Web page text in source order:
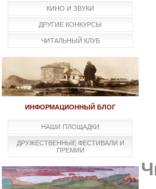
КИНО И ЗВУКИ
ДРУГИЕ КОНКУРСЫ
ЧИТАЛЬНЫЙ КЛУБ
ИНФОРМАЦИОННЫЙ БЛОГ
НАШИ ПЛОЩАДКИ
ДРУЖЕСТВЕННЫЕ ФЕСТИВАЛИ И
ПРЕМИИ